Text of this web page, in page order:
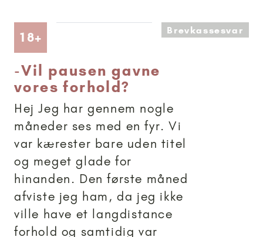
18+ Artikler anbefalet til 18+Brevkassesvar
-Vil pausen gavne
vores forhold?
Hej Jeg har gennem nogle
måneder ses med en fyr. Vi
var kærester bare uden titel
og meget glade for
hinanden. Den første måned
afviste jeg ham, da jeg ikke
ville have et langdistance
forhold og samtidig var